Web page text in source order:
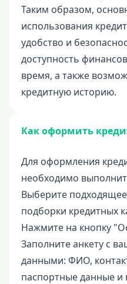
Таким образом,
использования
удобство и
доступность
время, а также
кредитную историю.
Как оформить
Для оформления
необходимо
Выберите
подборки кредитных
Нажмите на кнопку
Заполните анкету с
данными: ФИО,
паспортные данные и